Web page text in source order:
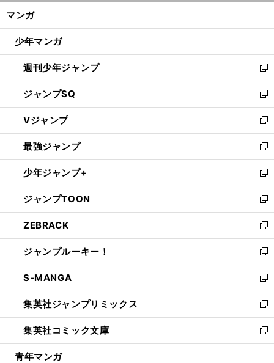
ン
ウ
開
く
マンガ
少年マンガ
週刊少年ジャンプ
新
し
い
ウ
ィ
ン
ド
ウ
で
開
く
ジャンプSQ
新
し
い
ウ
ィ
ン
ド
ウ
で
開
く
Vジャンプ
新
し
い
ウ
ィ
ン
ド
ウ
で
開
く
最強ジャンプ
新
し
い
ウ
ィ
ン
ド
ウ
で
開
く
少年ジャンプ+
新
し
い
ウ
ィ
ン
ド
ウ
で
開
く
ジャンプTOON
新
し
い
ウ
ィ
ン
ド
ウ
で
開
く
ZEBRACK
新
し
い
ウ
ィ
ン
ド
ウ
で
開
ジャンプルーキー！
新
し
い
ウ
ィ
ン
ド
ウ
S-MANGA
新
し
い
ウ
ィ
ン
集英社ジャンプリミックス
新
し
い
ウ
集英社コミック文庫
新
し
青年マンガ